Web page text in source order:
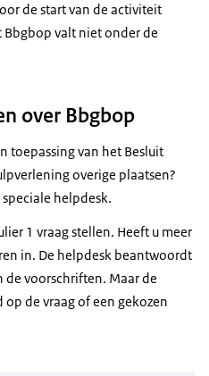
de start van de activiteit
valt niet onder de
over Bbgbop
toepassing van het Besluit
overige plaatsen?
helpdesk.
1 vraag stellen. Heeft u meer
in. De helpdesk beantwoordt
de voorschriften. Maar de
de vraag of een gekozen